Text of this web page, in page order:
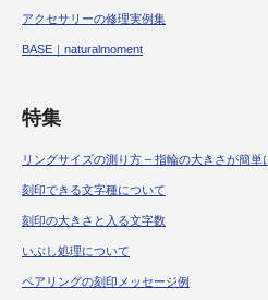
アクセサリーの修理実例集
BASE｜naturalmoment
特集
リングサイズの測り方 – 指輪の大きさが簡単
刻印できる文字種について
刻印の大きさと入る文字数
いぶし処理について
ペアリングの刻印メッセージ例